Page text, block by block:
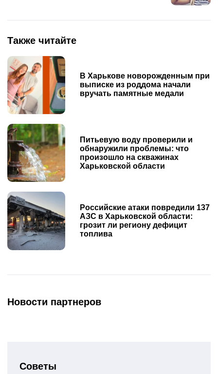
Также читайте
В Харькове новорожденным при
выписке из роддома начали
вручать памятные медали
Питьевую воду проверили и
обнаружили проблемы: что
произошло на скважинах
Харьковской области
Российские атаки повредили 137
АЗС в Харьковской области:
грозит ли региону дефицит
топлива
Новости партнеров
Советы